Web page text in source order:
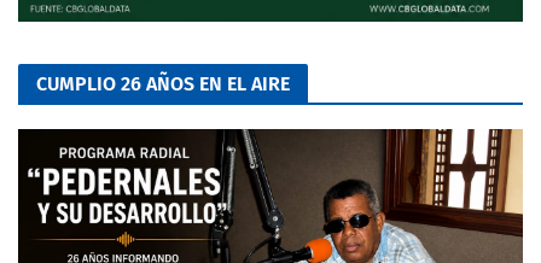
CUMPLIO 26 AÑOS EN EL AIRE